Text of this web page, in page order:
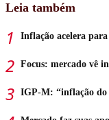
Leia também
Inflação acelera
Focus: mercado vê
IGP-M: “inflação do